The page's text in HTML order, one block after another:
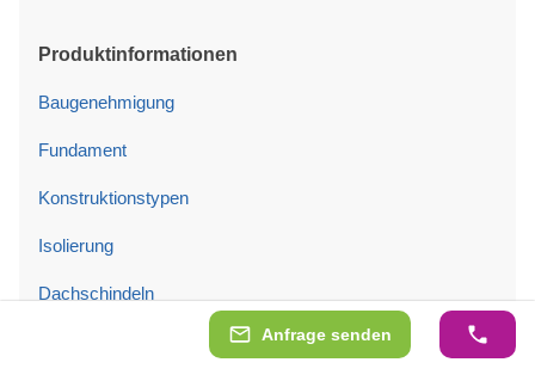
Anfrage senden
Produktinformationen
Baugenehmigung
Fundament
Konstruktionstypen
Isolierung
Dachschindeln